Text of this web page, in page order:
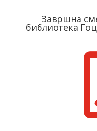
Завршнa
библиотека